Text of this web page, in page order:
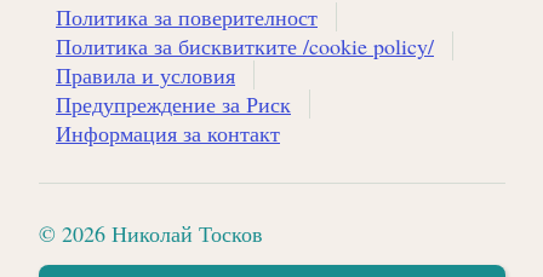
Политика за поверителност
Политика за бисквитките /cookie policy/
Правила и условия
Предупреждение за Риск
Информация за контакт
© 2026 Николай Тосков